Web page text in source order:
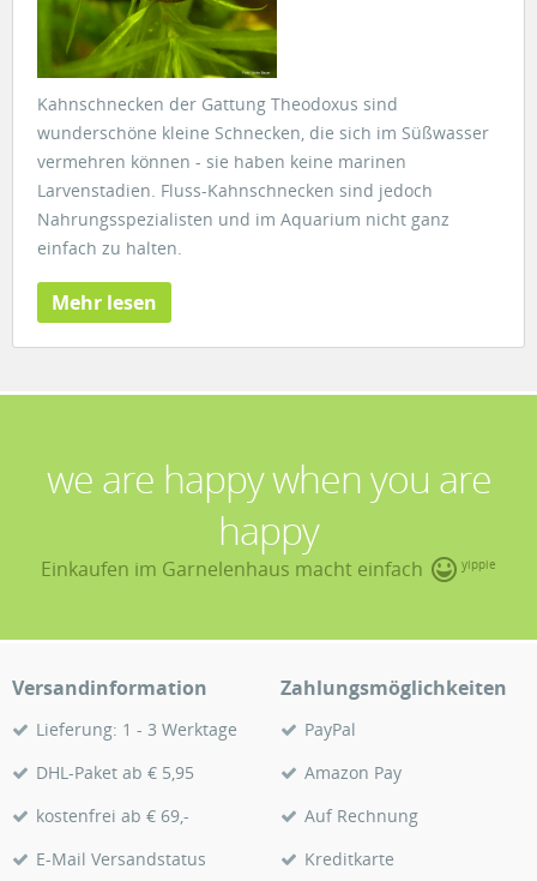
Kahnschnecken der Gattung Theodoxus sind
wunderschöne kleine Schnecken, die sich im Süßwasser
vermehren können - sie haben keine marinen
Larvenstadien. Fluss-Kahnschnecken sind jedoch
Nahrungsspezialisten und im Aquarium nicht ganz
einfach zu halten.
Mehr lesen
we are happy when you are
happy
Einkaufen im Garnelenhaus macht einfach yippie
Versandinformation
Lieferung: 1 - 3 Werktage
DHL-Paket ab € 5,95
kostenfrei ab € 69,-
E-Mail Versandstatus
Zahlungsmöglichkeiten
PayPal
Amazon Pay
Auf Rechnung
Kreditkarte